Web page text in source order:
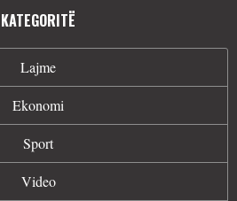
KATEGORITË
Lajme
Ekonomi
Sport
Video